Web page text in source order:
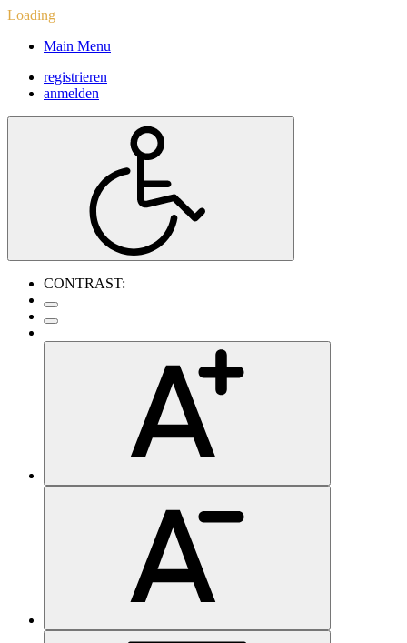
Loading
Main Menu
registrieren
anmelden
CONTRAST: